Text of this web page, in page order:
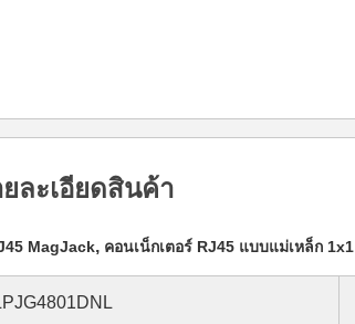
ยละเอียดสินค้า
MagJack, คอนเน็กเตอร์ RJ45 แบบแม่เหล็ก 1x1